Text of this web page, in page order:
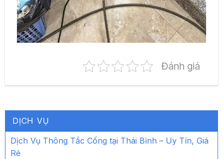
Đánh giá
DỊCH VỤ
Dịch Vụ Thông Tắc Cống tại Thái Bình – Uy Tín, Giá
Rẻ